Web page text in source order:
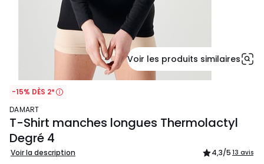
Voir les produits similaires
-15% DÈS 2*
DAMART
T-Shirt manches longues Thermolactyl
Degré 4
Voir la description 4,3/5 13 avis